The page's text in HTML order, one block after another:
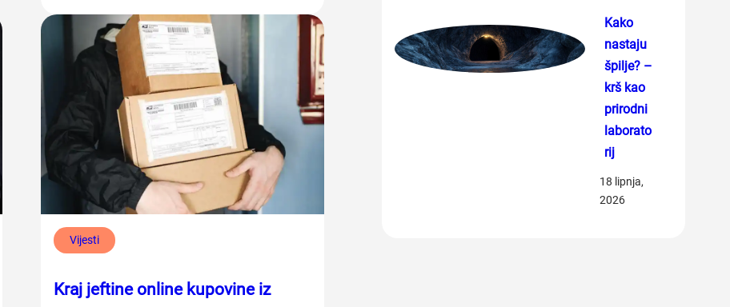
Vijesti
Kraj jeftine online kupovine iz
Kako
nastaju
špilje? –
krš kao
prirodni
laborato
rij
18 lipnja,
2026